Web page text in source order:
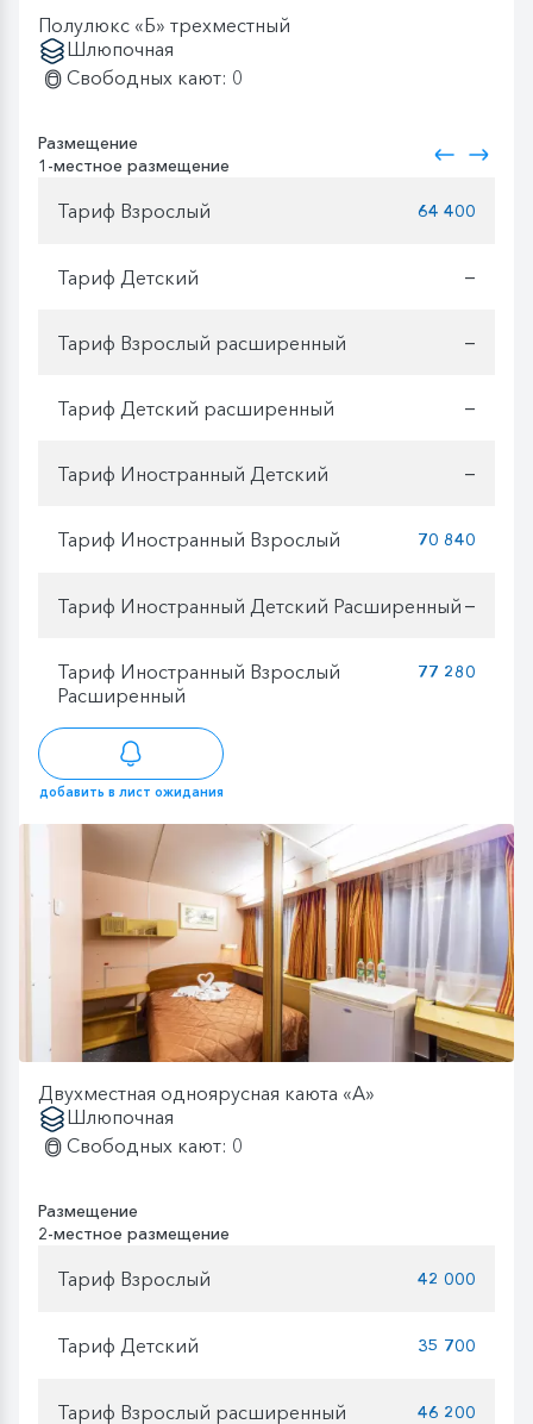
Полулюкс «Б» трехместный
Шлюпочная
Свободных кают: 0
Размещение
1-местное размещение
Тариф Взрослый 64 400
Тариф Детский —
Тариф Взрослый расширенный —
Тариф Детский расширенный —
Тариф Иностранный Детский —
Тариф Иностранный Взрослый 70 840
Тариф Иностранный Детский Расширенный —
Тариф Иностранный Взрослый
Расширенный
77 280
добавить в лист ожидания
Двухместная одноярусная каюта «А»
Шлюпочная
Свободных кают: 0
Размещение
2-местное размещение
Тариф Взрослый 42 000
Тариф Детский 35 700
Тариф Взрослый расширенный 46 200